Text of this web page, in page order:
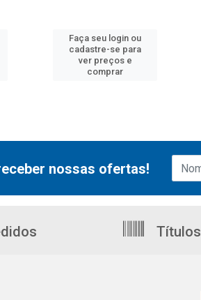
Faça seu login ou
cadastre-se para
ver preços e
comprar
nossas ofertas!
Títulos